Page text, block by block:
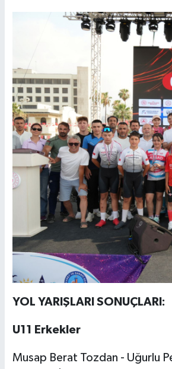
YOL YARIŞLARI SONUÇLARI:
U11 Erkekler
Musap Berat Tozdan - Uğurlu